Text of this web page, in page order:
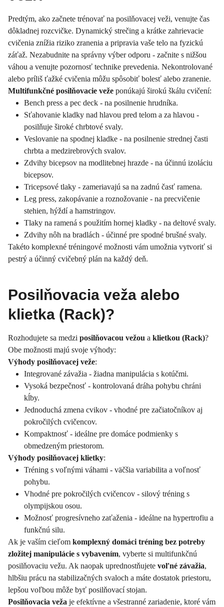
Predtým, ako začnete trénovať na posilňovacej veži, venujte čas
dôkladnej rozcvičke. Dynamický strečing a krátke zahrievacie
cvičenia znížia riziko zranenia a pripravia vaše telo na fyzickú
záťaž. Nezabudnite na správny výber odporu - začnite s nižšou
váhou a venujte pozornosť technike prevedenia. Nekontrolované
alebo príliš ťažké cvičenia môžu spôsobiť bolesť alebo zranenie.
Multifunkčné posilňovacie veže ponúkajú širokú škálu cvičení:
Bench press a pec deck - na posilnenie hrudníka.
Sťahovanie kladky nad hlavou pred telom a za hlavou -
posilňuje široké chrbtové svaly.
Veslovanie na spodnej kladke - na posilnenie strednej časti
chrbta a medzirebrových svalov.
Zdvihy bicepsov na modlitebnej hrazde - na účinnú izoláciu
bicepsov.
Tricepsové tlaky - zameriavajú sa na zadnú časť ramena.
Leg press, zakopávanie a roznožovanie - na precvičenie
stehien, hýždí a hamstringov.
Tlaky na ramená s použitím hornej kladky - na deltové svaly.
Zdvihy nôh na bradlách - účinné pre spodné brušné svaly.
Takéto komplexné tréningové možnosti vám umožnia vytvoriť si
pestrý a účinný cvičebný plán na každý deň.
Posilňovacia veža alebo
klietka (Rack)?
Rozhodujete sa medzi posilňovacou vežou a klietkou (Rack)?
Obe možnosti majú svoje výhody:
Výhody posilňovacej veže:
Integrované závažia - žiadna manipulácia s kotúčmi.
Vysoká bezpečnosť - kontrolovaná dráha pohybu chráni
kĺby.
Jednoduchá zmena cvikov - vhodné pre začiatočníkov aj
pokročilých cvičencov.
Kompaktnosť - ideálne pre domáce podmienky s
obmedzeným priestorom.
Výhody posilňovacej klietky:
Tréning s voľnými váhami - väčšia variabilita a voľnosť
pohybu.
Vhodné pre pokročilých cvičencov - silový tréning s
olympijskou osou.
Možnosť progresívneho zaťaženia - ideálne na hypertrofiu a
funkčnú silu.
Ak je vaším cieľom komplexný domáci tréning bez potreby
zložitej manipulácie s vybavením, vyberte si multifunkčnú
posilňovaciu vežu. Ak naopak uprednostňujete voľné závažia,
hlbšiu prácu na stabilizačných svaloch a máte dostatok priestoru,
lepšou voľbou môže byť posilňovací stojan.
Posilňovacia veža je efektívne a všestranné zariadenie, ktoré vám